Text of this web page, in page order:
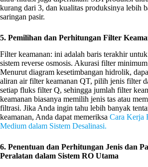
kurang dari 3, dan kualitas produksinya lebih
saringan pasir.
5. Pemilihan dan Perhitungan Filter
Filter keamanan: ini adalah baris terakhir
sistem reverse osmosis. Akurasi filter
Menurut diagram kesetimbangan hidrolik,
aliran air filter keamanan QT, pilih jenis filter
setiap fluks filter Q, sehingga jumlah filter
keamanan biasanya memilih jenis tas atau
filtrasi. Jika Anda ingin tahu lebih banyak
keamanan, Anda dapat memeriksa Cara Kerja
Medium dalam Sistem Desalinasi.
6. Penentuan dan Perhitungan Jenis dan
Peralatan dalam Sistem RO Utama